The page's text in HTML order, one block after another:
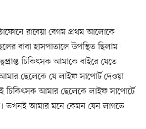
রাবেয়া বেগম প্রথম আলোকে
বাবা হাসপাতালে উপস্থিত ছিলাম।
চিকিৎসক আমাকে বাইরে যেতে
ছেলেকে যে লাইফ সাপোর্ট দেওয়া
চিকিৎসক আমার ছেলেকে লাইফ সাপোর্টে
তখনই আমার মনে কেমন যেন লাগতে